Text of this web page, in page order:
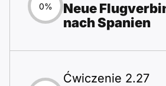
0%
Neue
nach Spanien
Ćwiczenie 2.27